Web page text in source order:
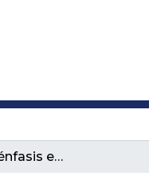
Pasantía con énfasis en Medicina Interna en Pequeñas Especies en el Centro Veterinaria la 30